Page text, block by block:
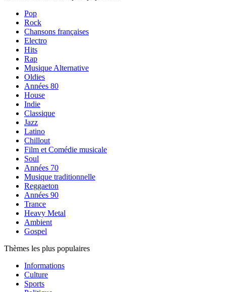
Pop
Rock
Chansons françaises
Electro
Hits
Rap
Musique Alternative
Oldies
Années 80
House
Indie
Classique
Jazz
Latino
Chillout
Film et Comédie musicale
Soul
Années 70
Musique traditionnelle
Reggaeton
Années 90
Trance
Heavy Metal
Ambient
Gospel
Thèmes les plus populaires
Informations
Culture
Sports